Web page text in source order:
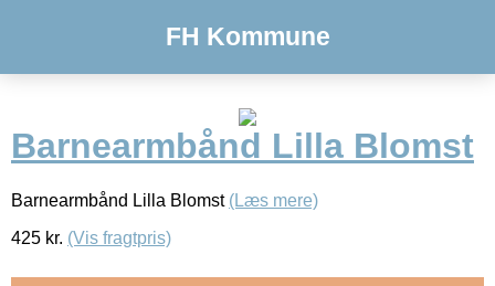
FH Kommune
Barnearmbånd Lilla Blomst
Barnearmbånd Lilla Blomst (Læs mere)
425 kr. (Vis fragtpris)